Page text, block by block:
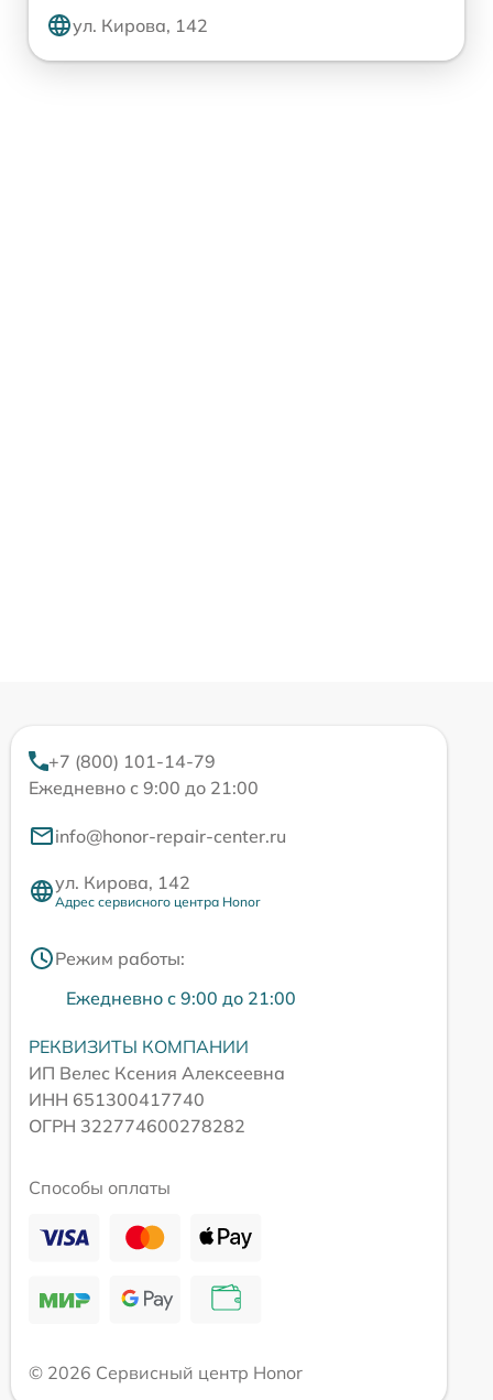
ул. Кирова, 142
+7 (800) 101-14-79
Ежедневно с 9:00 до 21:00
info@honor-repair-center.ru
ул. Кирова, 142
Адрес сервисного центра Honor
Режим работы:
Ежедневно с 9:00 до 21:00
РЕКВИЗИТЫ КОМПАНИИ
ИП Велес Ксения Алексеевна
ИНН 651300417740
ОГРН 322774600278282
Способы оплаты
© 2026 Сервисный центр Honor